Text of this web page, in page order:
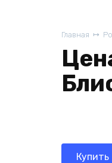
Главная
Купить